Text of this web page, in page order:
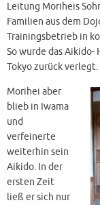
Leitung Moriheis
Familien aus dem
Trainingsbetrieb in
So wurde das
Tokyo zurück verlegt.
Morihei aber
blieb in Iwama
und
verfeinerte
weiterhin sein
Aikido. In der
ersten Zeit
ließ er sich nur